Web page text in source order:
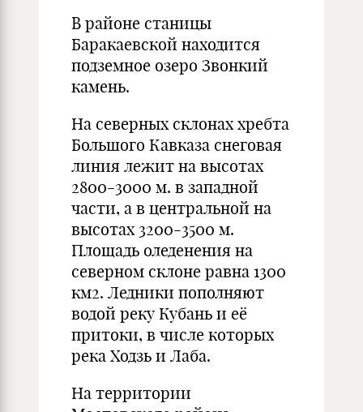
В районе станицы
Баракаевской находится
подземное озеро Звонкий
камень.
На северных склонах хребта
Большого Кавказа снеговая
линия лежит на высотах
2800-3000 м. в западной
части, а в центральной на
высотах 3200-3500 м.
Площадь оледенения на
северном склоне равна 1300
км2. Ледники пополняют
водой реку Кубань и её
притоки, в числе которых
река Ходзь и Лаба.
На территории